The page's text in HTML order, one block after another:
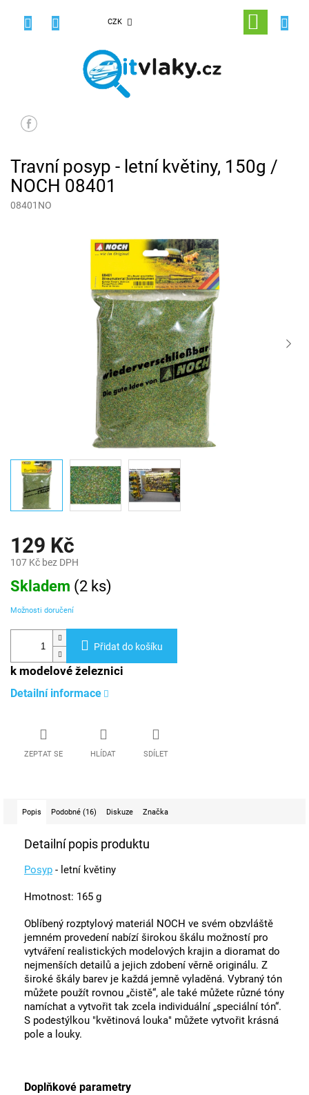
CZK
NÁKUPNÍ
KOŠÍK
Travní posyp - letní květiny, 150g /
NOCH 08401
08401NO
129 Kč
107 Kč bez DPH
Měrná
cena:
Skladem (2 ks)
Možnosti doručení
Přidat do košíku
k modelové železnici
Detailní informace
ZEPTAT SE HLÍDAT SDÍLET
Popis Podobné (16) Diskuze Značka
Detailní popis produktu
Posyp - letní květiny
Hmotnost: 165 g
Oblíbený rozptylový materiál NOCH ve svém obzvláště
jemném provedení nabízí širokou škálu možností pro
vytváření realistických modelových krajin a dioramat do
nejmenších detailů a jejich zdobení věrně originálu. Z
široké škály barev je každá jemně vyladěná. Vybraný tón
můžete použít rovnou „čistě“, ale také můžete různé tóny
namíchat a vytvořit tak zcela individuální „speciální tón“.
S podestýlkou ​​"květinová louka" můžete vytvořit krásná
pole a louky.
Doplňkové parametry